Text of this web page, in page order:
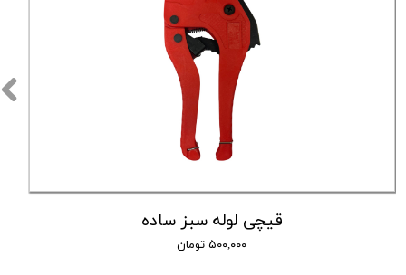
قیچی لوله سبز ساده
۵۰۰,۰۰۰ تومان